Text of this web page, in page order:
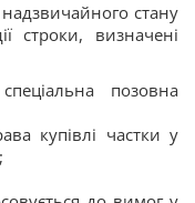
стану
строки, визначені
позовна
купівлі частки у